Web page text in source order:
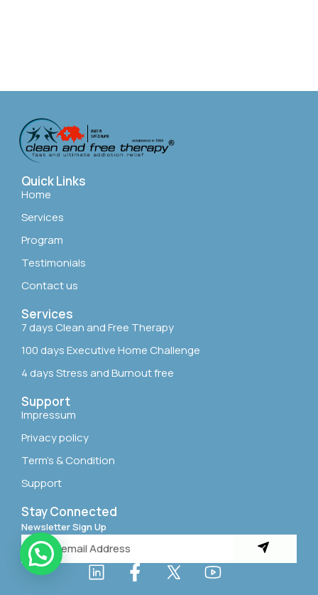
Quick Links
Home
Services
Program
Testimonials
Contact us
Services
7 days Clean and Free Therapy
100 days Executive Home Challenge
4 days Stress and Burnout free
Support
Impressum
Privacy policy
Term’s & Condition
Support
Stay Connected
Newsletter Sign Up